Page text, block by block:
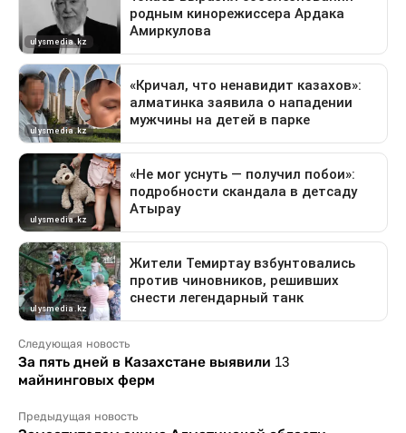
Следующая новость
За пять дней в Казахстане выявили 13
майнинговых ферм
Предыдущая новость